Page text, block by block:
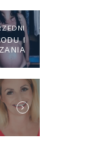
Previous
post:
I